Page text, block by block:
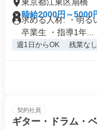
時給2000円～5000
求める人材: ・明る
卒業生 ・指導1年...
週1日からOK 残業なし
契約社員
ギター・ドラム・